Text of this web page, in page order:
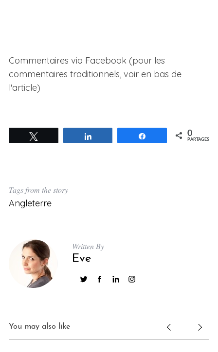
Commentaires via Facebook (pour les
commentaires traditionnels, voir en bas de
l'article)
Partagez 0
PARTAGES
Tags from the story
Angleterre
Written By
Eve
You may also like